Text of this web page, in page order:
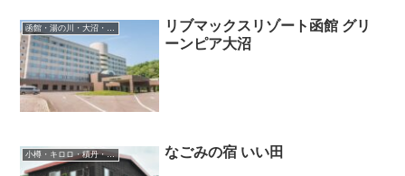
函館・湯の川・大沼・奥尻
リブマックスリゾート函館 グリ
ーンピア大沼
小樽・キロロ・積丹・余市 なごみの宿 いい田